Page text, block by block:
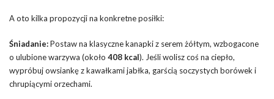
A oto kilka propozycji na konkretne posiłki:
Śniadanie:Postaw na klasyczne kanapki z serem żółtym, wzbogacone
o ulubione warzywa (około 408 kcal). Jeśli wolisz coś na ciepło,
wypróbuj owsiankę z kawałkami jabłka, garścią soczystych borówek i
chrupiącymi orzechami.